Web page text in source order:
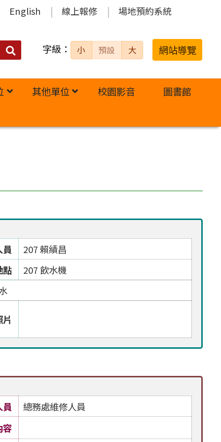
English 線上報修 場地預約系統
搜
字級： 小 預設 大 網站導覽
其他單位 校園影音 圖書館
員
207 賴績昌
點
207 飲水機
總務處維修人員
容